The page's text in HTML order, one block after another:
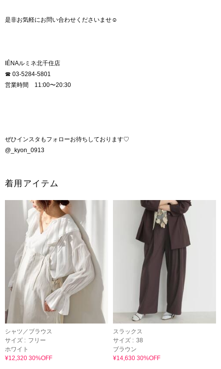
是非お気軽にお問い合わせくださいませ☺︎
IÉNAルミネ北千住店
☎︎ 03-5284-5801
営業時間 11:00〜20:30
ぜひインスタもフォローお待ちしております♡
@_kyon_0913
着用アイテム
シャツ／ブラウス
サイズ : フリー
ホワイト
¥12,320 30%OFF
スラックス
サイズ : 38
ブラウン
¥14,630 30%OFF